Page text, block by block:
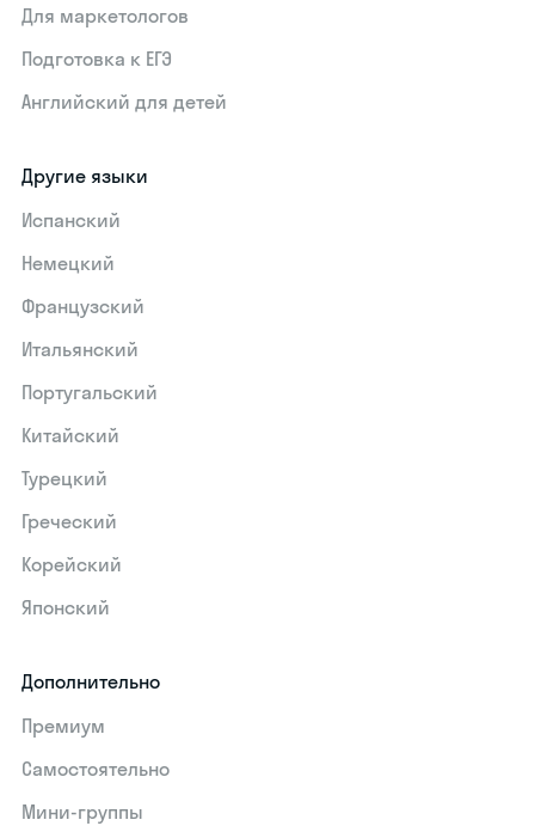
Для маркетологов
Подготовка к ЕГЭ
Английский для детей
Другие языки
Испанский
Немецкий
Французский
Итальянский
Португальский
Китайский
Турецкий
Греческий
Корейский
Японский
Дополнительно
Премиум
Самостоятельно
Мини-группы